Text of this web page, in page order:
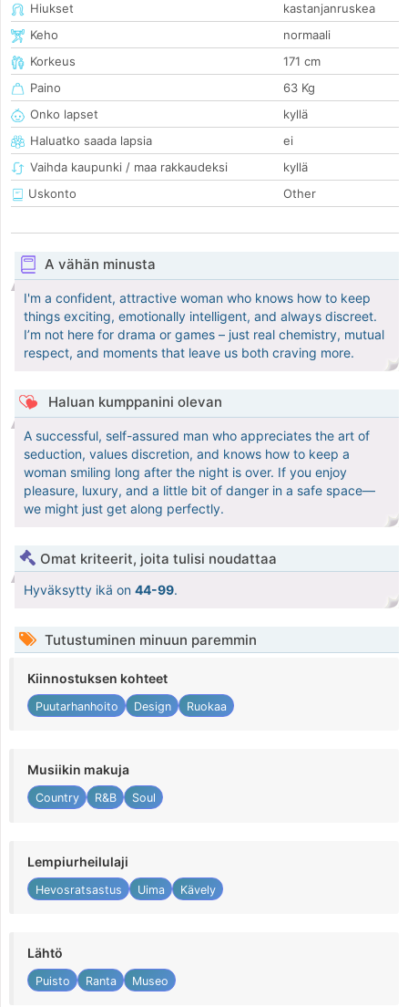
Hiukset
kastanjanruskea
Keho
normaali
Korkeus
171 cm
Paino
63 Kg
Onko lapset
kyllä
Haluatko saada lapsia
ei
Vaihda kaupunki / maa rakkaudeksi
kyllä
Uskonto
Other
A vähän minusta
I'm a confident, attractive woman who knows how to keep
things exciting, emotionally intelligent, and always discreet.
I’m not here for drama or games – just real chemistry, mutual
respect, and moments that leave us both craving more.
Haluan kumppanini olevan
A successful, self-assured man who appreciates the art of
seduction, values discretion, and knows how to keep a
woman smiling long after the night is over. If you enjoy
pleasure, luxury, and a little bit of danger in a safe space—
we might just get along perfectly.
Omat kriteerit, joita tulisi noudattaa
Hyväksytty ikä on 44-99.
Tutustuminen minuun paremmin
Kiinnostuksen kohteet
Puutarhanhoito Design Ruokaa
Musiikin makuja
Country R&B Soul
Lempiurheilulaji
Hevosratsastus Uima Kävely
Lähtö
Puisto Ranta Museo